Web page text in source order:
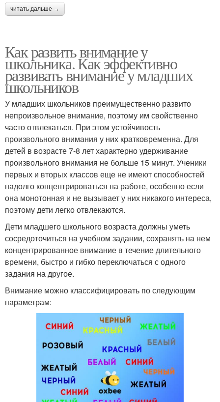
читать дальше →
Как развить внимание у
школьника. Как эффективно
развивать внимание у младших
школьников
У младших школьников преимущественно развито
непроизвольное внимание, поэтому им свойственно
часто отвлекаться. При этом устойчивость
произвольного внимания у них кратковременна. Для
детей в возрасте 7-8 лет характерно удерживание
произвольного внимания не больше 15 минут. Ученики
первых и вторых классов еще не имеют способностей
надолго концентрироваться на работе, особенно если
она монотонная и не вызывает у них никакого интереса,
поэтому дети легко отвлекаются.
Дети младшего школьного возраста должны уметь
сосредоточиться на учебном задании, сохранять на нем
концентрированное внимание в течение длительного
времени, быстро и гибко переключаться с одного
задания на другое.
Внимание можно классифицировать по следующим
параметрам: